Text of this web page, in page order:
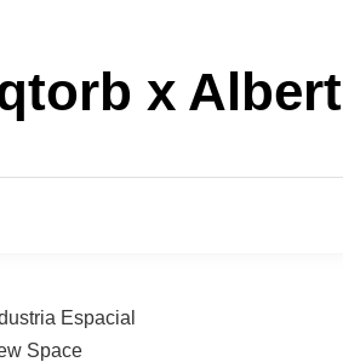
x Albert
Espacial
Space